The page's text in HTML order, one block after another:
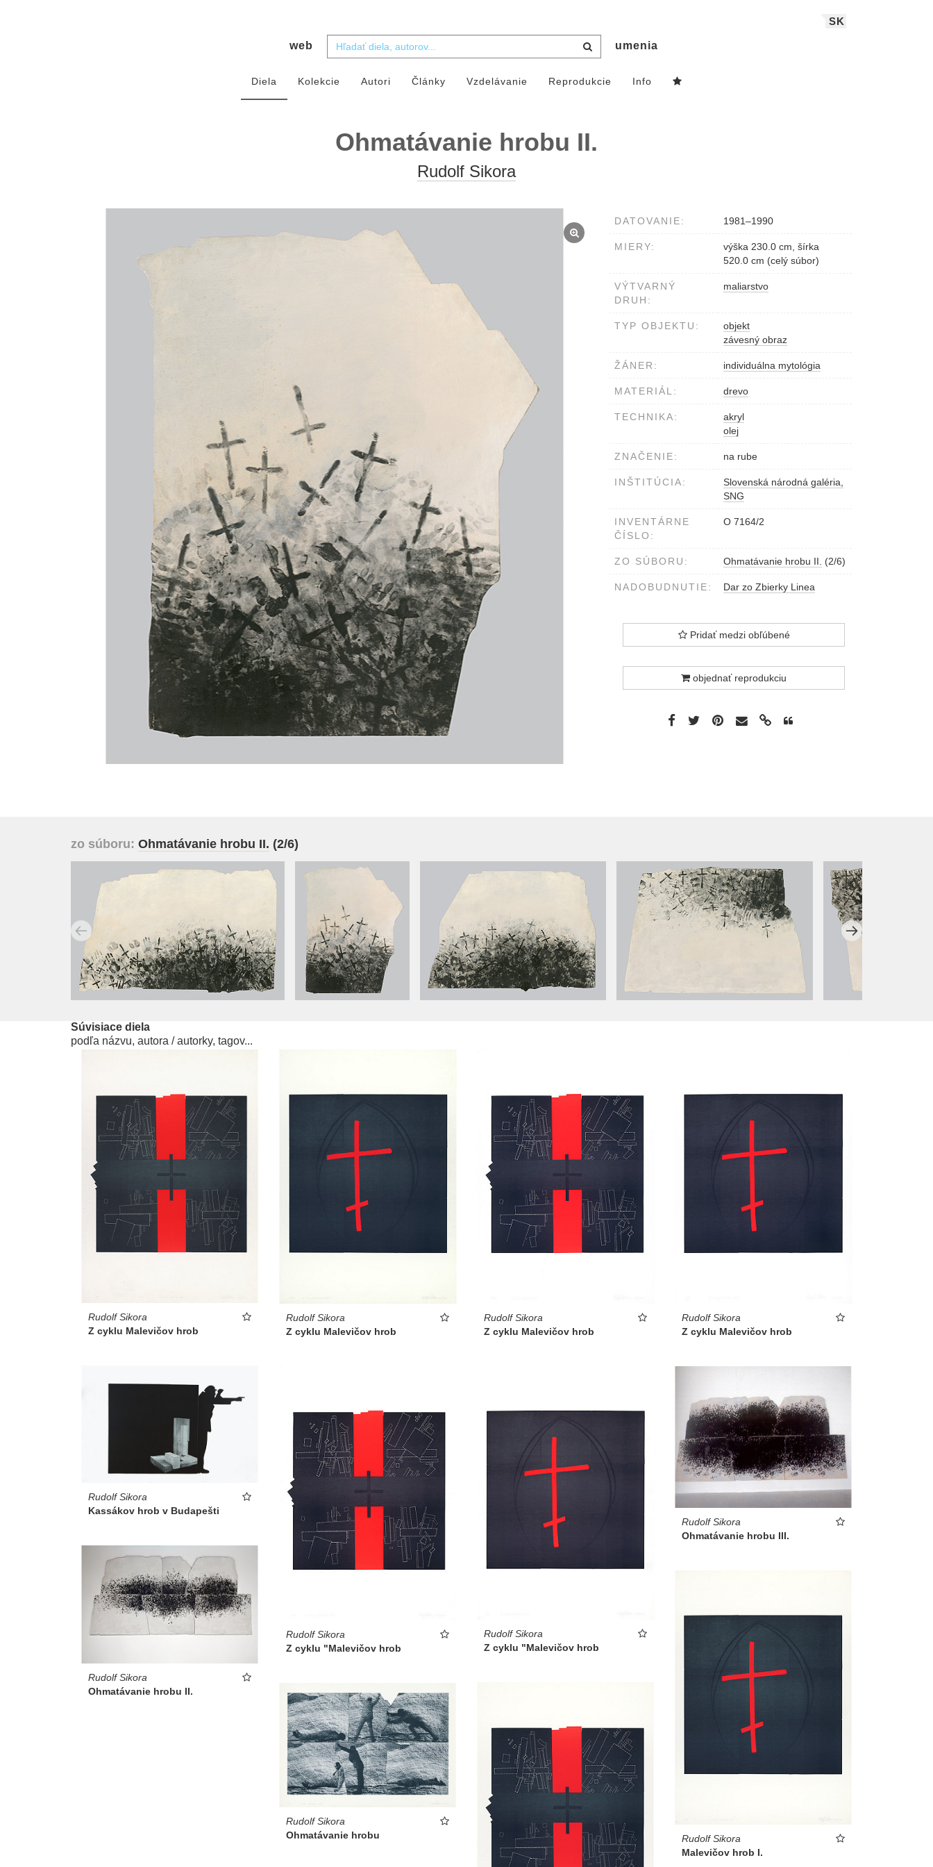
SK
web umenia
Diela Kolekcie Autori Články Vzdelávanie Reprodukcie Info
Ohmatávanie hrobu II.
Rudolf Sikora
DATOVANIE: 1981–1990
MIERY:
výška 230.0 cm, šírka
520.0 cm (celý súbor)
VÝTVARNÝ
DRUH:
maliarstvo
TYP OBJEKTU:
objekt
závesný obraz
ŽÁNER: individuálna mytológia
MATERIÁL: drevo
TECHNIKA:
akryl
olej
ZNAČENIE: na rube
INŠTITÚCIA:
Slovenská národná galéria,
SNG
INVENTÁRNE
ČÍSLO:
O 7164/2
ZO SÚBORU: Ohmatávanie hrobu II. (2/6)
NADOBUDNUTIE: Dar zo Zbierky Linea
Pridať medzi obľúbené
objednať reprodukciu
zo súboru: Ohmatávanie hrobu II. (2/6)
Súvisiace diela
podľa názvu, autora / autorky, tagov...
Rudolf Sikora
Z cyklu Malevičov hrob
Rudolf Sikora
Z cyklu Malevičov hrob
Rudolf Sikora
Z cyklu Malevičov hrob
Rudolf Sikora
Z cyklu Malevičov hrob
Rudolf Sikora
Kassákov hrob v Budapešti
Rudolf Sikora
Z cyklu "Malevičov hrob
Rudolf Sikora
Z cyklu "Malevičov hrob
Rudolf Sikora
Ohmatávanie hrobu III.
Rudolf Sikora
Ohmatávanie hrobu II.
Rudolf Sikora
Malevičov hrob I.
Rudolf Sikora
Ohmatávanie hrobu